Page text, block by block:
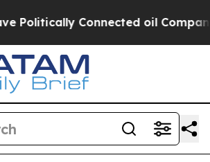
Connected oil Companies —